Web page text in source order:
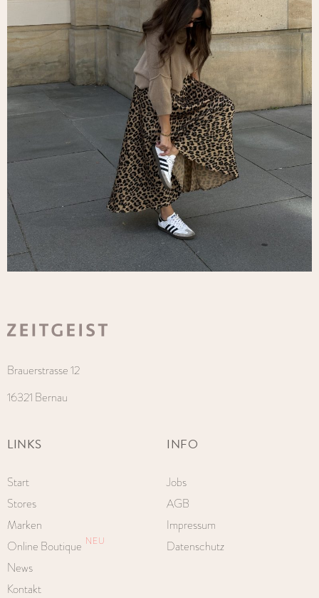
Brauerstrasse 12
16321 Bernau
LINKS
Start
Stores
Marken
Online Boutique NEU
News
Kontakt
INFO
Jobs
AGB
Impressum
Datenschutz